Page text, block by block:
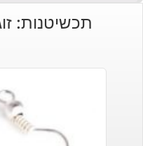
תכשיטנות: זוג